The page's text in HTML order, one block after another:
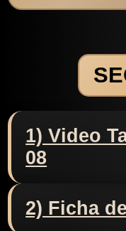
1) Video
08
2) Ficha